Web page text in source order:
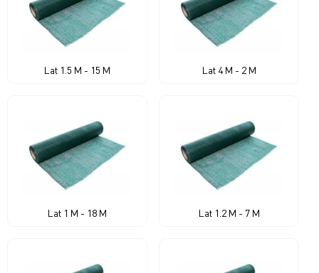
Lat 1.5 M - 15 M Lat 4 M - 2 M
Lat 1 M - 18 M Lat 1.2 M - 7 M